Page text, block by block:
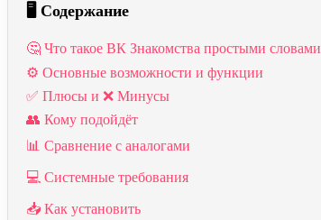
🖥️ Содержание
🤔 Что такое ВК Знакомства простыми словами
⚙️ Основные возможности и функции
✅ Плюсы и ❌ Минусы
👥 Кому подойдёт
📊 Сравнение с аналогами
💻 Системные требования
📥 Как установить